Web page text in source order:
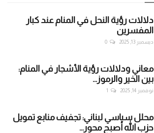
دلالات رؤية النحل في المنام عند كبار
المفسرين
ديسمبر 13, 2025 0
معاني ودلالات رؤية الأشجار في المنام:
بين الخير والرموز...
نوفمبر 14, 2025 1
محلل سياسي لبناني: تجفيف منابع تمويل
حزب الله أصبح محور...